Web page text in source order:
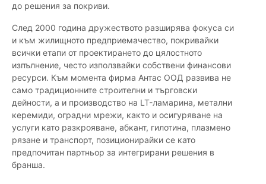
до решения за покриви.
След 2000 година дружеството разширява фокуса си
и към жилищното предприемачество, покривайки
всички етапи от проектирането до цялостното
изпълнение, често използвайки собствени финансови
ресурси. Към момента фирма Антас ООД развива не
само традиционните строителни и търговски
дейности, а и производство на LT-ламарина, метални
керемиди, оградни мрежи, както и осигуряване на
услуги като разкрояване, абкант, гилотина, плазмено
рязане и транспорт, позиционирайки се като
предпочитан партньор за интегрирани решения в
бранша.